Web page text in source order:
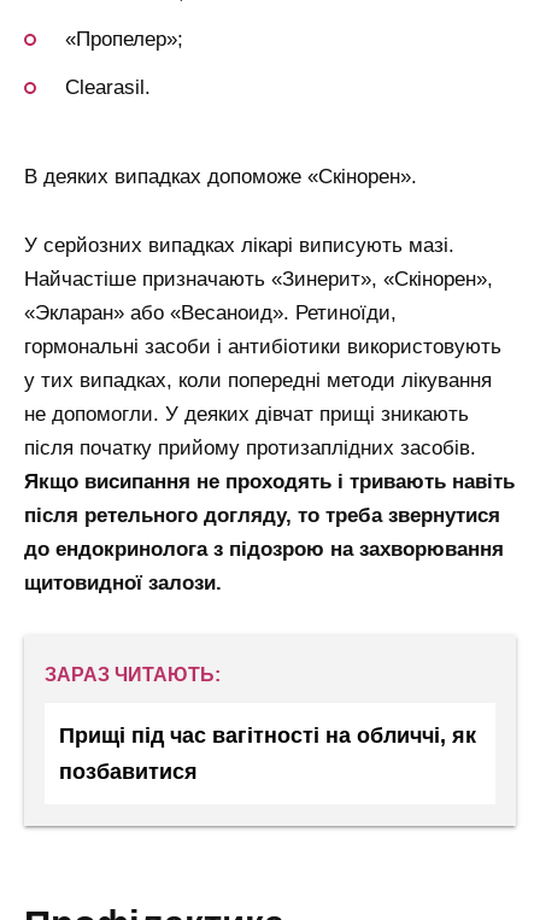
«Пропелер»;
Clearasil.
В деяких випадках допоможе «Скінорен».
У серйозних випадках лікарі виписують мазі.
Найчастіше призначають «Зинерит», «Скінорен»,
«Экларан» або «Весаноид». Ретиноїди,
гормональні засоби і антибіотики використовують
у тих випадках, коли попередні методи лікування
не допомогли. У деяких дівчат прищі зникають
після початку прийому протизаплідних засобів.
Якщо висипання не проходять і тривають навіть
після ретельного догляду, то треба звернутися
до ендокринолога з підозрою на захворювання
щитовидної залози.
ЗАРАЗ ЧИТАЮТЬ:
Прищі під час вагітності на обличчі, як
позбавитися